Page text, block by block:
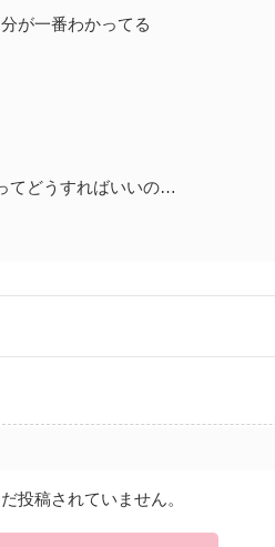
が一番わかってる
てどうすればいいの…
投稿されていません。